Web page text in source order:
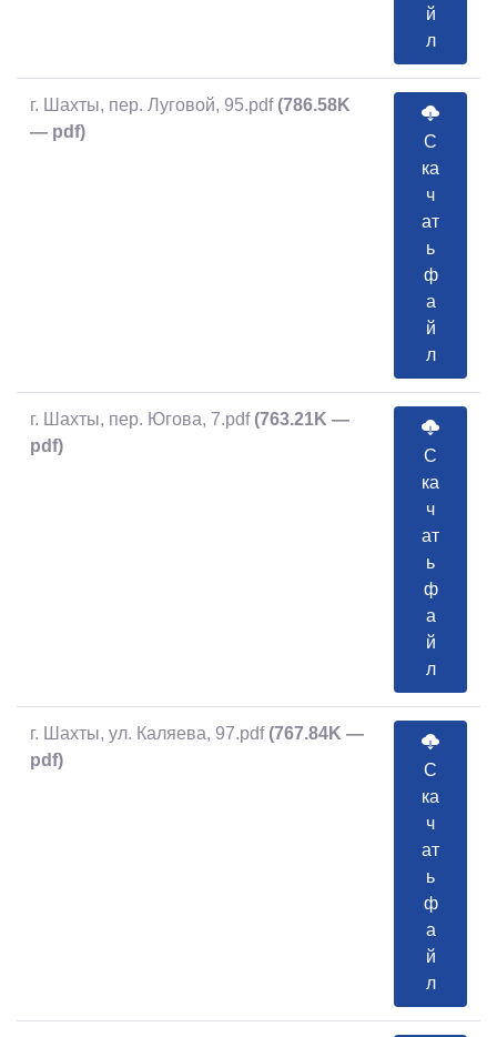
й
л
г. Шахты, пер. Луговой, 95.pdf (786.58K
— pdf)
С
ка
ч
ат
ь
ф
а
й
л
г. Шахты, пер. Югова, 7.pdf (763.21K —
pdf)
С
ка
ч
ат
ь
ф
а
й
л
г. Шахты, ул. Каляева, 97.pdf (767.84K —
pdf)
С
ка
ч
ат
ь
ф
а
й
л